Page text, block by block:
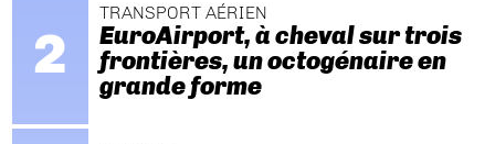
TRANSPORT AÉRIEN
EuroAirport, à cheval sur trois
frontières, un octogénaire en
grande forme